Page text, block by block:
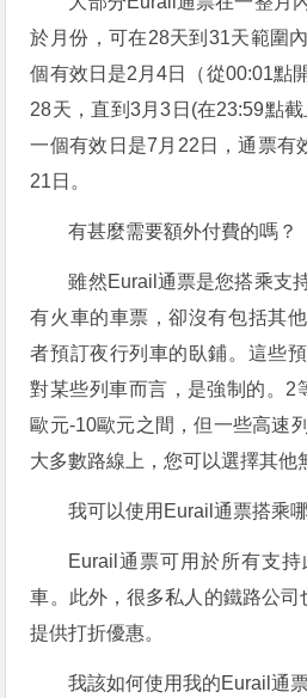
於月份，可在28天到31天範圍
個有效日是2月4日（從00:01點
28天，直到3月3日(在23:59點
一個有效日是7月22日，通票有
21日。
有甚麼需要額外付費的嗎？
雖然Eurail通票是您搭乘支
有火車的車票，卻沒有包括其
者預訂夜行列車的臥鋪。這些
對某些列車而言，是強制的。2
歐元-10歐元之間，但一些高速
大多數路線上，您可以選擇其他
我可以使用Eurail通票搭乘
Eurail通票可用於所有支
車。此外，很多私人的鐵路公
提供打折優惠。
我該如何使用我的Eurail通